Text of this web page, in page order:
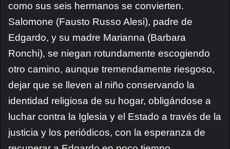
como sus seis hermanos se convierten.
Salomone (Fausto Russo Alesi), padre de
Edgardo, y su madre Marianna (Barbara
Ronchi), se niegan rotundamente escogiendo
otro camino, aunque tremendamente riesgoso,
dejar que se lleven al niño conservando la
identidad religiosa de su hogar, obligándose a
luchar contra la Iglesia y el Estado a través de la
justicia y los periódicos, con la esperanza de